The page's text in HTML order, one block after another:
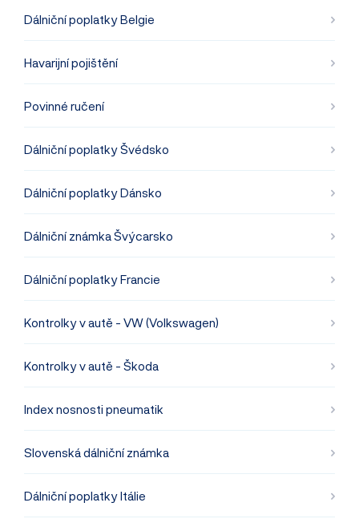
Dálniční poplatky Belgie
Havarijní pojištění
Povinné ručení
Dálniční poplatky Švédsko
Dálniční poplatky Dánsko
Dálniční známka Švýcarsko
Dálniční poplatky Francie
Kontrolky v autě - VW (Volkswagen)
Kontrolky v autě - Škoda
Index nosnosti pneumatik
Slovenská dálniční známka
Dálniční poplatky Itálie